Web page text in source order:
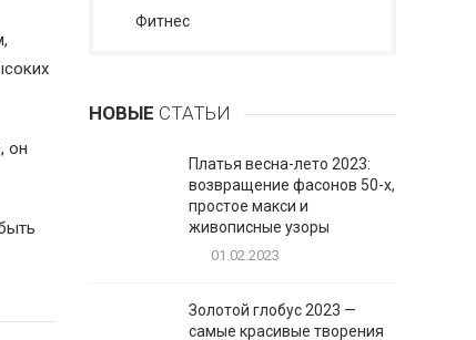
он
Фитнес
НОВЫЕ СТАТЬИ
Платья весна-лето 2023:
возвращение фасонов 50-х,
простое макси и
живописные узоры
01.02.2023
Золотой глобус 2023 —
самые красивые творения